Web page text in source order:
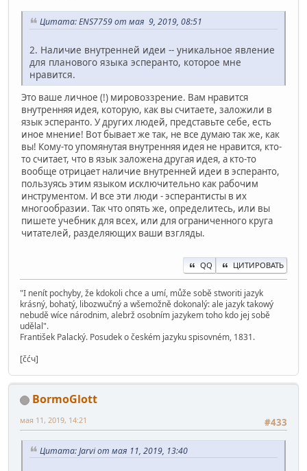
Цитата: ENS7759 от мая 9, 2019, 08:51
2. Наличие внутренней идеи -- уникальное явление
для планового языка эсперанто, которое мне
нравится.
Это ваше личное (!) мировоззрение. Вам нравится
внутренняя идея, которую, как вы считаете, заложили в
язык эсперанто. У других людей, представьте себе, есть
иное мнение! Вот бывает же так, не все думаю так же, как
вы! Кому-то упомянутая внутренняя идея не нравится, кто-
то считает, что в язык заложена другая идея, а кто-то
вообще отрицает наличие внутренней идеи в эсперанто,
пользуясь этим языком исключительно как рабочим
инструментом. И все эти люди - эсперантисты в их
многообразии. Так что опять же, определитесь, или вы
пишете учебник для всех, или для ограниченного круга
читателей, разделяющих ваши взгляды.
QQ ЦИТИРОВАТЬ
"I nenít pochyby, že kdokoli chce a umí, může sobě stworiti jazyk
krásný, bohatý, libozwučný a wšemožně dokonalý: ale jazyk takowý
nebudě wíce národnim, alebrž osobním jazykem toho kdo jej sobě
udělal".
František Palacký. Posudek o českém jazyku spisovném, 1831.
[čćч]
BormoGlott
#433
мая 11, 2019, 14:21
Цитата: Jarvi от мая 11, 2019, 13:40